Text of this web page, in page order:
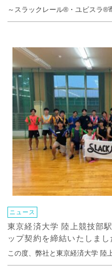
～スラックレール®・ユビスラ®
ニュース
東京経済大学 陸上競技部
ップ契約を締結いたしまし
この度、弊社と東京経済大学 陸